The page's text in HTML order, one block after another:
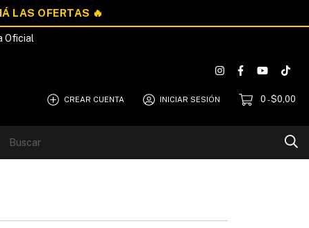
Oficial
CREAR CUENTA INICIAR SESIÓN 0 -$0,00
Blog